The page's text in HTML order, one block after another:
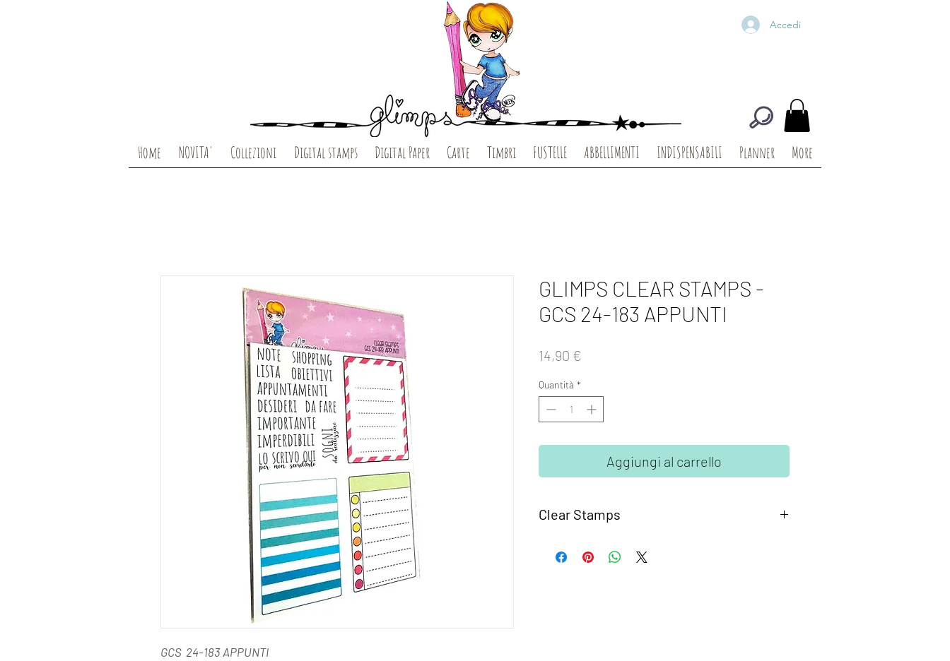
Accedi
Home NOVITA' Collezioni Digital stamps Digital Paper Carte Timbri FUSTELLE ABBELLIMENTI INDISPENSABILI Planner More
GCS 24-183 APPUNTI
GLIMPS CLEAR STAMPS -
GCS 24-183 APPUNTI
14,90 €
Quantità *
Aggiungi al carrello
Clear Stamps
fotomolimero trasparente di alta qualità.